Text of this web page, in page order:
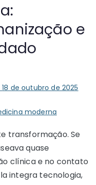
e
18 de outubro de 2025
moderna
transformação. Se
quase
clínica e no contato
integra tecnologia,